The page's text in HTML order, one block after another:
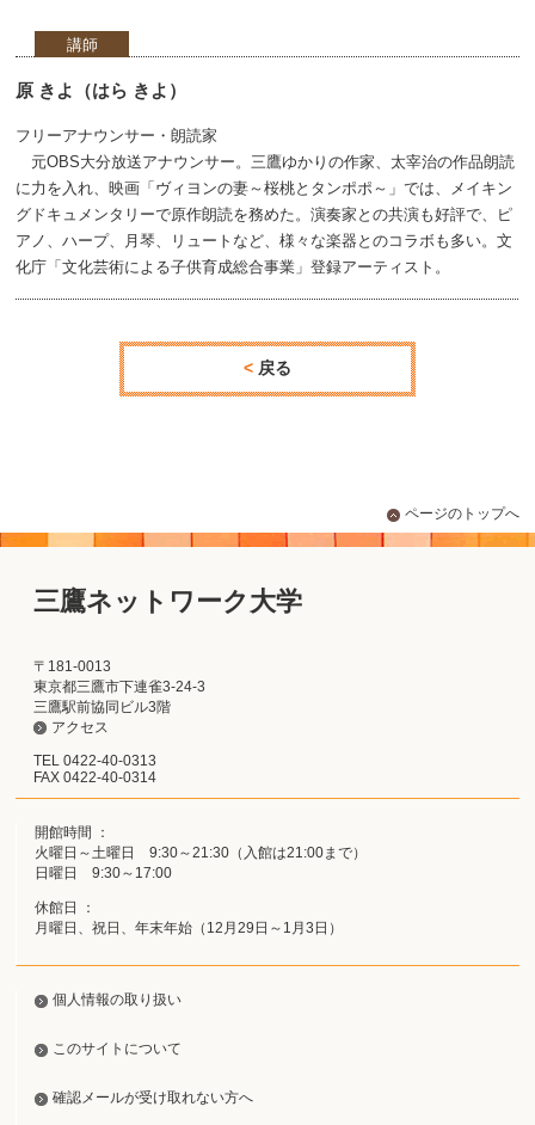
講師
原 きよ（はら きよ）
フリーアナウンサー・朗読家
元OBS大分放送アナウンサー。三鷹ゆかりの作家、太宰治の作品朗読
に力を入れ、映画「ヴィヨンの妻～桜桃とタンポポ～」では、メイキン
グドキュメンタリーで原作朗読を務めた。演奏家との共演も好評で、ピ
アノ、ハープ、月琴、リュートなど、様々な楽器とのコラボも多い。文
化庁「文化芸術による子供育成総合事業」登録アーティスト。
戻る
ページのトップへ
三鷹ネットワーク大学
〒181-0013
東京都三鷹市下連雀3-24-3
三鷹駅前協同ビル3階
アクセス
TEL 0422-40-0313
FAX 0422-40-0314
開館時間 ：
火曜日～土曜日 9:30～21:30（入館は21:00まで）
日曜日 9:30～17:00
休館日 ：
月曜日、祝日、年末年始（12月29日～1月3日）
個人情報の取り扱い
このサイトについて
確認メールが受け取れない方へ